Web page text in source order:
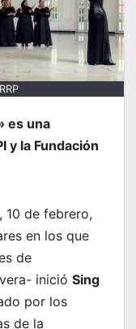
es una
y la Fundación
10 de febrero,
en los que
de
inició Sing
por los
de la